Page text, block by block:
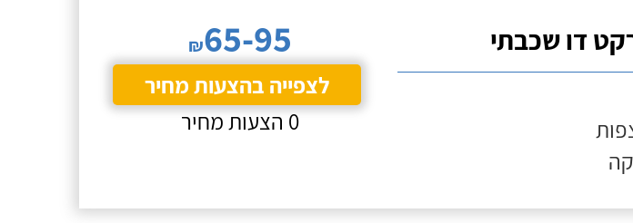
דו שכבתי ₪65-95
לצפייה בהצעות מחיר
0 הצעות מחיר